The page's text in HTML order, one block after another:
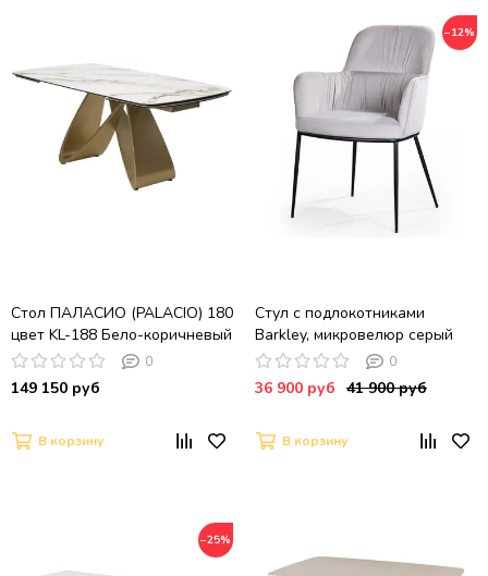
Стол ПАЛАСИО (PALACIO) 180
цвет KL-188 Бело-коричневый
мрамор керамика/ ШАМПАНЬ,
®DISAUR
0
149 150 руб
В корзину
−12%
Стул с подлокотниками
Barkley, микровелюр серый
0
36 900 руб 41 900 руб
В корзину
−25%